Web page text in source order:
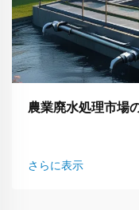
農業廃水処理市場
さらに表示